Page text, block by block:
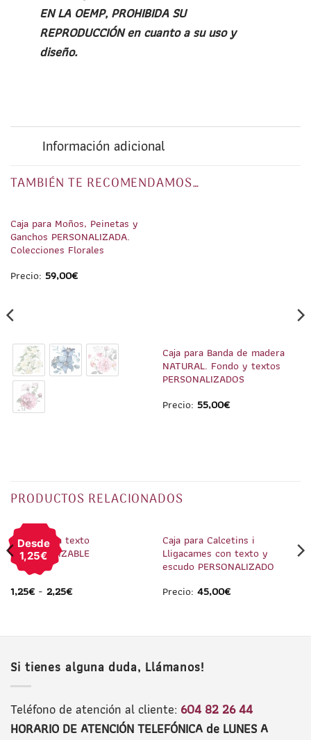
EN LA OEMP, PROHIBIDA SU
REPRODUCCIÓN en cuanto a su uso y
diseño.
Información adicional
TAMBIÉN TE RECOMENDAMOS…
Caja para Moños, Peinetas y
Ganchos PERSONALIZADA.
Colecciones Florales
Precio: 59,00€
Caja para Banda de madera
NATURAL. Fondo y textos
PERSONALIZADOS
Precio: 55,00€
PRODUCTOS RELACIONADOS
Desde
1,25€
Pin Peineta texto
PERSONALIZABLE
1,25€- 2,25€
Caja para Calcetins i
Lligacames con texto y
escudo PERSONALIZADO
Precio: 45,00€
Si tienes alguna duda, Llámanos!
Teléfono de atención al cliente: 604 82 26 44
HORARIO DE ATENCIÓN TELEFÓNICA de LUNES A